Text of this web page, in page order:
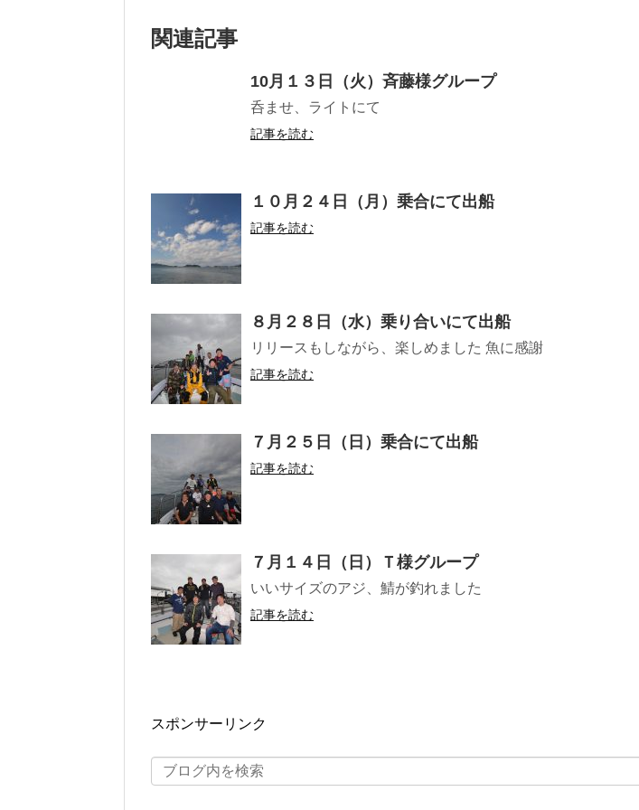
関連記事
10月１３日（火）斉藤様グループ
呑ませ、ライトにて
記事を読む
１０月２４日（月）乗合にて出船
記事を読む
８月２８日（水）乗り合いにて出船
リリースもしながら、楽しめました 魚に感謝
記事を読む
７月２５日（日）乗合にて出船
記事を読む
７月１４日（日）Ｔ様グループ
いいサイズのアジ、鯖が釣れました
記事を読む
スポンサーリンク